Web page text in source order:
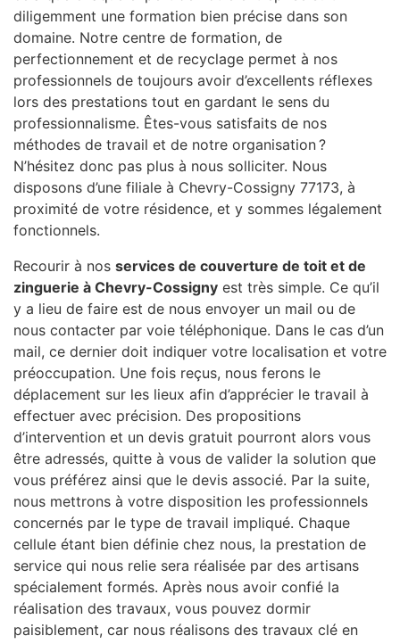
diligemment une formation bien précise dans son
domaine. Notre centre de formation, de
perfectionnement et de recyclage permet à nos
professionnels de toujours avoir d’excellents réflexes
lors des prestations tout en gardant le sens du
professionnalisme. Êtes-vous satisfaits de nos
méthodes de travail et de notre organisation ?
N’hésitez donc pas plus à nous solliciter. Nous
disposons d’une filiale à Chevry-Cossigny 77173, à
proximité de votre résidence, et y sommes légalement
fonctionnels.
Recourir à nos services de couverture de toit et de
zinguerie à Chevry-Cossigny est très simple. Ce qu’il
y a lieu de faire est de nous envoyer un mail ou de
nous contacter par voie téléphonique. Dans le cas d’un
mail, ce dernier doit indiquer votre localisation et votre
préoccupation. Une fois reçus, nous ferons le
déplacement sur les lieux afin d’apprécier le travail à
effectuer avec précision. Des propositions
d’intervention et un devis gratuit pourront alors vous
être adressés, quitte à vous de valider la solution que
vous préférez ainsi que le devis associé. Par la suite,
nous mettrons à votre disposition les professionnels
concernés par le type de travail impliqué. Chaque
cellule étant bien définie chez nous, la prestation de
service qui nous relie sera réalisée par des artisans
spécialement formés. Après nous avoir confié la
réalisation des travaux, vous pouvez dormir
paisiblement, car nous réalisons des travaux clé en